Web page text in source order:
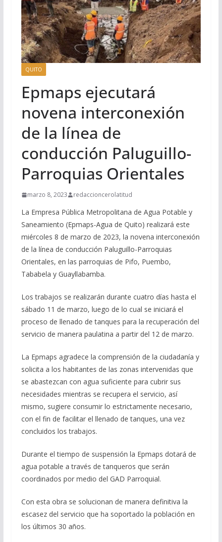
QUITO
Epmaps ejecutará
novena interconexión
de la línea de
conducción Paluguillo-
Parroquias Orientales
marzo 8, 2023 redaccioncerolatitud
La Empresa Pública Metropolitana de Agua Potable y
Saneamiento (Epmaps-Agua de Quito) realizará este
miércoles 8 de marzo de 2023, la novena interconexión
de la línea de conducción Paluguillo-Parroquias
Orientales, en las parroquias de Pifo, Puembo,
Tababela y Guayllabamba.
Los trabajos se realizarán durante cuatro días hasta el
sábado 11 de marzo, luego de lo cual se iniciará el
proceso de llenado de tanques para la recuperación del
servicio de manera paulatina a partir del 12 de marzo.
La Epmaps agradece la comprensión de la ciudadanía y
solicita a los habitantes de las zonas intervenidas que
se abastezcan con agua suficiente para cubrir sus
necesidades mientras se recupera el servicio, así
mismo, sugiere consumir lo estrictamente necesario,
con el fin de facilitar el llenado de tanques, una vez
concluidos los trabajos.
Durante el tiempo de suspensión la Epmaps dotará de
agua potable a través de tanqueros que serán
coordinados por medio del GAD Parroquial.
Con esta obra se solucionan de manera definitiva la
escasez del servicio que ha soportado la población en
los últimos 30 años.